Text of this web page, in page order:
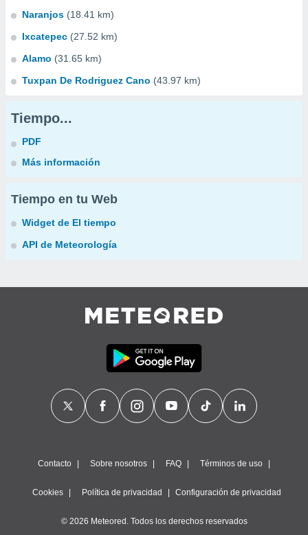
Naranjos (18.41 km)
Ixcatepec (27.52 km)
Alamo (31.65 km)
Tuxpan De Rodriguez Cano (43.97 km)
Tiempo...
PDF
Más información
Tiempo en tu Web
Widget de El tiempo
API de Meteorología
Contacto Sobre nosotros FAQ Términos de uso
Cookies Política de privacidad Configuración de privacidad
© 2026 Meteored. Todos los derechos reservados